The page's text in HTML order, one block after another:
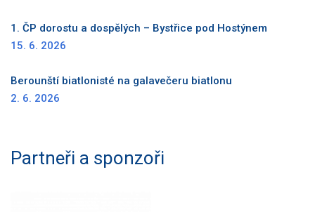
1. ČP dorostu a dospělých – Bystřice pod Hostýnem
15. 6. 2026
Berounští biatlonisté na galavečeru biatlonu
2. 6. 2026
Partneři a sponzoři